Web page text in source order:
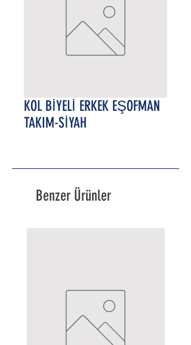
KOL BİYELİ ERKEK EŞOFMAN
TAKIM-SİYAH
Benzer Ürünler